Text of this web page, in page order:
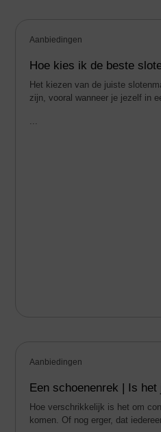
Aanbiedingen
Hoe kies ik de beste
Het kiezen van de juiste
zijn, vooral wanneer je jezelf in
Aanbiedingen
Een schoenenrek | Is het
Hoe verschrikkelijk is het om
komen. Of nog erger, dat